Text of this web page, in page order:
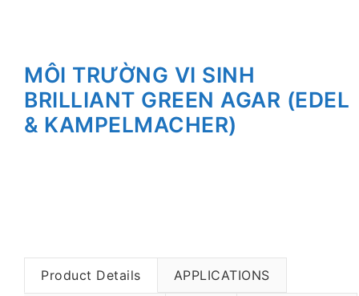
MÔI TRƯỜNG VI SINH
BRILLIANT GREEN AGAR (EDEL
& KAMPELMACHER)
Product Details APPLICATIONS